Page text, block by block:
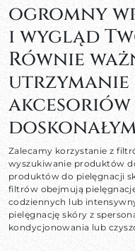
ogromny
i wygląd
Równie
utrzymanie
Zalecamy korzystanie z
wyszukiwanie produktów
produktów do pielęgnacji
filtrów obejmują
codziennych lub
pielęgnację skóry z
kondycjonowania lub